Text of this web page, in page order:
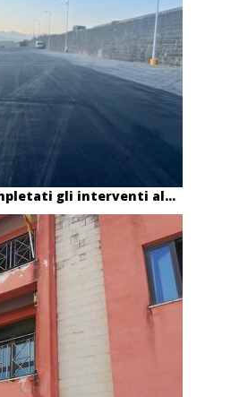
gli interventi al...